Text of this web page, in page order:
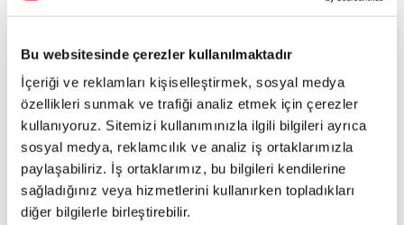
Bu websitesinde çerezler kullanılmaktadır
İçeriği ve reklamları kişiselleştirmek, sosyal medya
özellikleri sunmak ve trafiği analiz etmek için çerezler
kullanıyoruz. Sitemizi kullanımınızla ilgili bilgileri ayrıca
sosyal medya, reklamcılık ve analiz iş ortaklarımızla
paylaşabiliriz. İş ortaklarımız, bu bilgileri kendilerine
sağladığınız veya hizmetlerini kullanırken topladıkları
diğer bilgilerle birleştirebilir.
15
Brezilya
29
Kasım'da
Abu
Dhabi